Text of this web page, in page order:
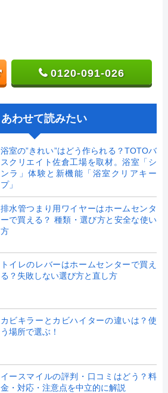
0120-091-026
あわせて読みたい
浴室の”きれい”はどう作られる？TOTOバ
スクリエイト佐倉工場を取材。浴室「シ
ンラ」体験と新機能「浴室クリアキー
プ」
排水管つまり用ワイヤーはホームセンタ
ーで買える？ 種類・選び方と安全な使い
方
トイレのレバーはホームセンターで買え
る？失敗しない選び方と直し方
カビキラーとカビハイターの違いは？使
う場所で選ぶ！
イースマイルの評判・口コミはどう？料
金・対応・注意点を中立的に解説